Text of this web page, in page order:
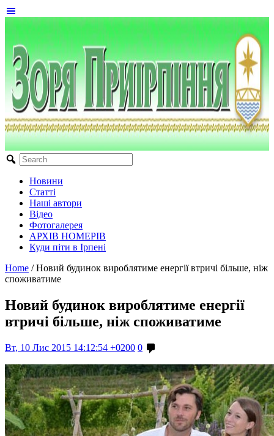
Новини
Статті
Наші автори
Відео
Фотогалерея
АРХІВ НОМЕРІВ
Куди піти в Ірпені
Home / Новий будинок вироблятиме енергії втричі більше, ніж
споживатиме
Новий будинок вироблятиме енергії
втричі більше, ніж споживатиме
Вт, 10 Лис 2015 14:12:54 +0200 0